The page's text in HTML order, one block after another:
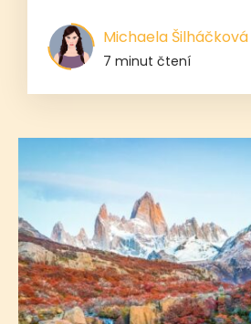
Michaela Šilháčková
7 minut čtení